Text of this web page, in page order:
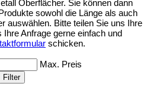
Oberflächer. Sie können dann
sowohl die Länge als auch
auswählen. Bitte teilen Sie uns Ihre
Anfrage gerne einfach und
schicken.
Max. Preis
Filter